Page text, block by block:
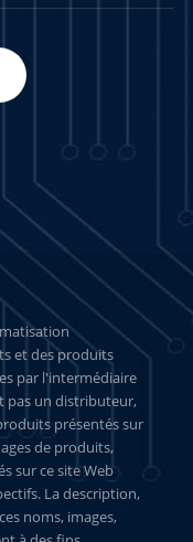
et des produits
par l'intermédiaire
pas un distributeur,
présentés sur
de produits,
sur ce site Web
La description,
noms, images,